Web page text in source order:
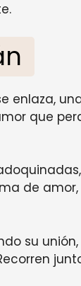
enlaza,
que
de
su